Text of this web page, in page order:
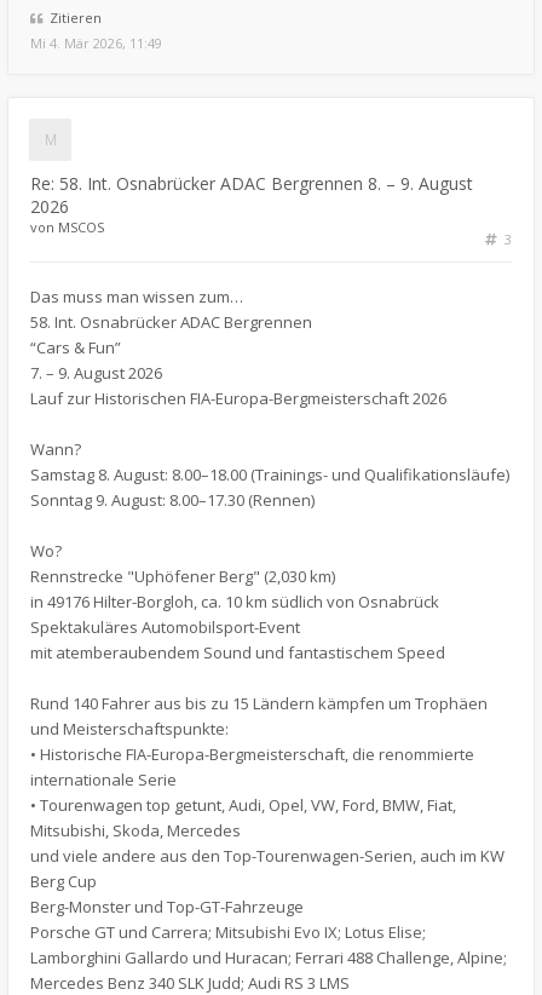
Zitieren
Mi 4. Mär 2026, 11:49
Re: 58. Int. Osnabrücker ADAC Bergrennen 8. – 9. August
2026
3
von MSCOS
Das muss man wissen zum…
58. Int. Osnabrücker ADAC Bergrennen
“Cars & Fun”
7. – 9. August 2026
Lauf zur Historischen FIA-Europa-Bergmeisterschaft 2026
Wann?
Samstag 8. August: 8.00–18.00 (Trainings- und Qualifikationsläufe)
Sonntag 9. August: 8.00–17.30 (Rennen)
Wo?
Rennstrecke "Uphöfener Berg" (2,030 km)
in 49176 Hilter-Borgloh, ca. 10 km südlich von Osnabrück
Spektakuläres Automobilsport-Event
mit atemberaubendem Sound und fantastischem Speed
Rund 140 Fahrer aus bis zu 15 Ländern kämpfen um Trophäen
und Meisterschaftspunkte:
• Historische FIA-Europa-Bergmeisterschaft, die renommierte
internationale Serie
• Tourenwagen top getunt, Audi, Opel, VW, Ford, BMW, Fiat,
Mitsubishi, Skoda, Mercedes
und viele andere aus den Top-Tourenwagen-Serien, auch im KW
Berg Cup
Berg-Monster und Top-GT-Fahrzeuge
Porsche GT und Carrera; Mitsubishi Evo IX; Lotus Elise;
Lamborghini Gallardo und Huracan; Ferrari 488 Challenge, Alpine;
Mercedes Benz 340 SLK Judd; Audi RS 3 LMS